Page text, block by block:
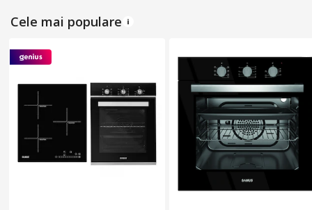
Culoare
CARACTERISTICI TEHNICE
Clasa eficienta energetica
Putere
Capacitate
Cele mai populare